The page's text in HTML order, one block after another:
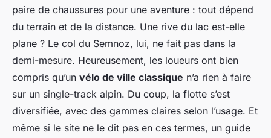
paire de chaussures pour une aventure : tout dépend
du terrain et de la distance. Une rive du lac est-elle
plane ? Le col du Semnoz, lui, ne fait pas dans la
demi-mesure. Heureusement, les loueurs ont bien
compris qu’un vélo de ville classique n’a rien à faire
sur un single-track alpin. Du coup, la flotte s’est
diversifiée, avec des gammes claires selon l’usage. Et
même si le site ne le dit pas en ces termes, un guide